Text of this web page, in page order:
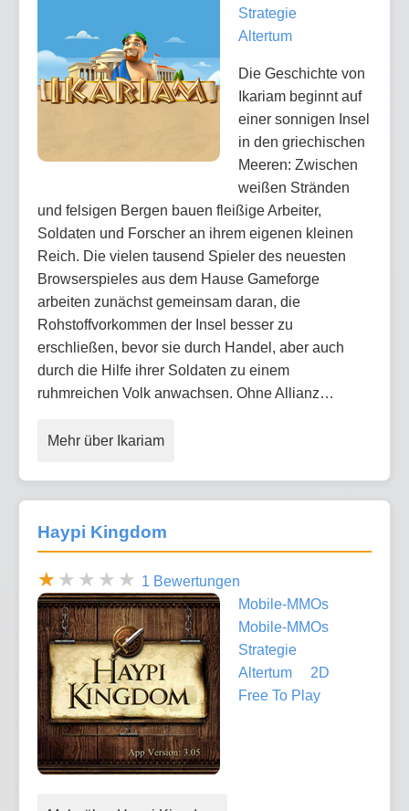
Strategie
Altertum
Die Geschichte von
Ikariam beginnt auf
einer sonnigen Insel
in den griechischen
Meeren: Zwischen
weißen Stränden
und felsigen Bergen bauen fleißige Arbeiter,
Soldaten und Forscher an ihrem eigenen kleinen
Reich. Die vielen tausend Spieler des neuesten
Browserspieles aus dem Hause Gameforge
arbeiten zunächst gemeinsam daran, die
Rohstoffvorkommen der Insel besser zu
erschließen, bevor sie durch Handel, aber auch
durch die Hilfe ihrer Soldaten zu einem
ruhmreichen Volk anwachsen. Ohne Allianz…
Mehr über Ikariam
Haypi Kingdom
1 Bewertungen
Mobile-MMOs
Mobile-MMOs
Strategie
Altertum
2D
Free To Play